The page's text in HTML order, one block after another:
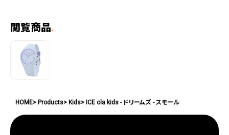
閲覧商品.
HOME Products Kids ICE ola kids - ドリームズ - スモール